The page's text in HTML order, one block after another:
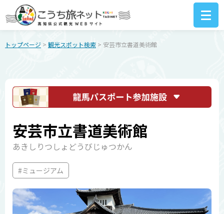
トップページ > 観光スポット検索 > 安芸市立書道美術館
安芸市立書道美術館
あきしりつしょどうびじゅつかん
#ミュージアム